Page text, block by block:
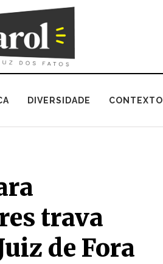
DIVERSIDADE CONTEXTO
trava
de Fora